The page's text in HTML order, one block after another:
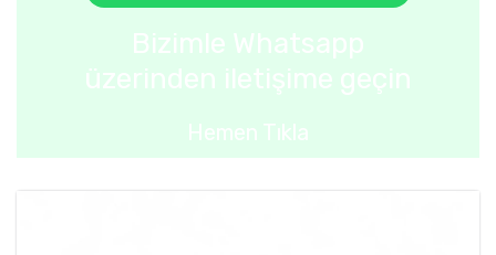
Bizimle Whatsapp
üzerinden iletişime geçin
Hemen Tıkla